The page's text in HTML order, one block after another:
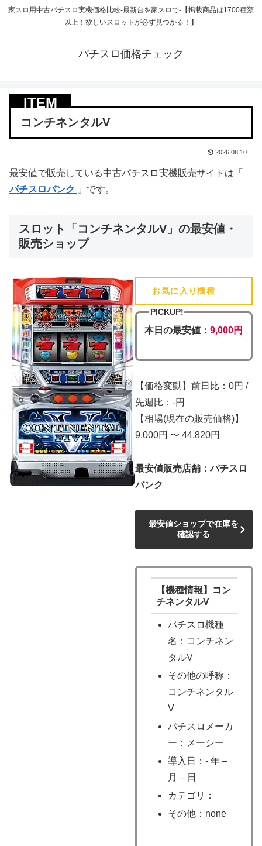
家スロ用中古パチスロ実機価格比較-最新台を家スロで-【掲載商品は1700種類
以上！欲しいスロットが必ず見つかる！】
パチスロ価格チェック
コンチネンタルV
2026.08.10
最安値で販売している中古パチスロ実機販売サイトは「
パチスロバンク
」です。
スロット「コンチネンタルV」の最安値・
販売ショップ
お気に入り機種
PICKUP!
本日の最安値： 9,000円
【価格変動】前日比：0円 /
先週比：-円
【相場(現在の販売価格)】
9,000円 〜 44,820円
最安値販売店舗：パチスロ
バンク
最安値ショップで在庫を
確認する
【機種情報】コン
チネンタルV
パチスロ機種
名：コンチネン
タルV
その他の呼称：
コンチネンタル
V
パチスロメーカ
ー：メーシー
導入日：- 年 –
月 – 日
カテゴリ：
その他：none